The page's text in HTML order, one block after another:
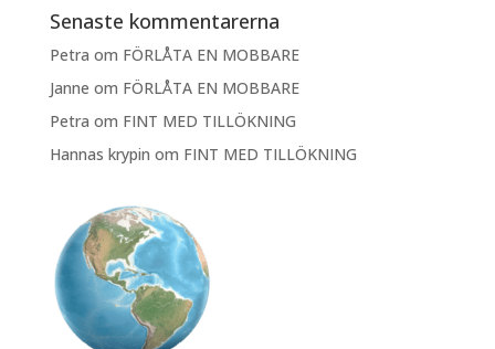
Senaste kommentarerna
Petra om FÖRLÅTA EN MOBBARE
Janne om FÖRLÅTA EN MOBBARE
Petra om FINT MED TILLÖKNING
Hannas krypin om FINT MED TILLÖKNING